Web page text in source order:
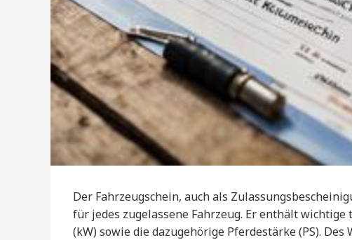
Der Fahrzeugschein, auch als
für jedes zugelassene Fahrzeug. Er enthält
(kW) sowie die dazugehörige Pferdestärke (PS).